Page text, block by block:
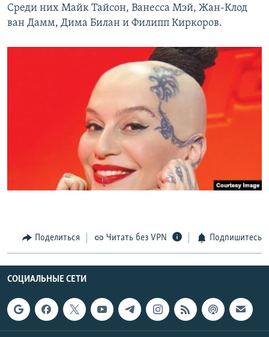
Среди них Майк Тайсон, Ванесса Мэй, Жан-Клод
ван Дамм, Дима Билан и Филипп Киркоров.
Поделиться Читать без VPN Подпишитесь
СОЦИАЛЬНЫЕ СЕТИ